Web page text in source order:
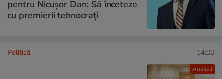
pentru Nicușor Dan: Să înceteze
cu premierii tehnocrați
Analiză
Politică 14:00